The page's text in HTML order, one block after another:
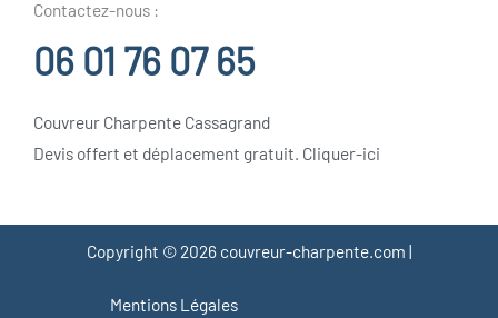
Contactez-nous :
06 01 76 07 65
Couvreur Charpente Cassagrand
Devis offert et déplacement gratuit. Cliquer-ici
Copyright © 2026 couvreur-charpente.com |
Mentions Légales